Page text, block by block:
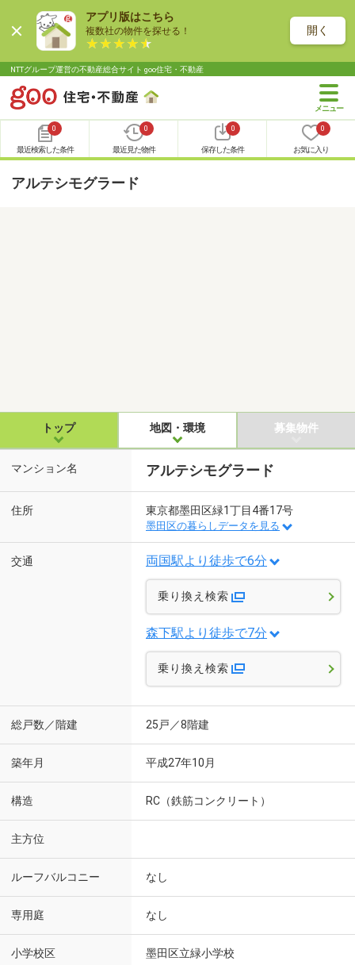
アプリ版はこちら
複数社の物件を探せる！ 開く
NTTグループ運営の不動産総合サイト goo住宅・不動産
0
最近検索した条件
0
最近見た物件
0
保存した条件
0
お気に入り
アルテシモグラード
トップ 地図・環境 募集物件
マンション名 アルテシモグラード
住所 東京都墨田区緑1丁目4番17号
墨田区の暮らしデータを見る
交通 両国駅より徒歩で6分
乗り換え検索
森下駅より徒歩で7分
乗り換え検索
総戸数／階建 25戸／8階建
築年月 平成27年10月
構造 RC（鉄筋コンクリート）
主方位
ルーフバルコニー なし
専用庭 なし
小学校区 墨田区立緑小学校